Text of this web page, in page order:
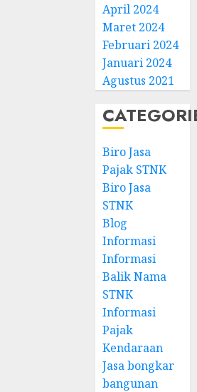
April 2024
Maret 2024
Februari 2024
Januari 2024
Agustus 2021
Biro Jasa
Pajak STNK
Biro Jasa
STNK
Blog
Informasi
Informasi
Balik Nama
STNK
Informasi
Pajak
Kendaraan
Jasa bongkar
bangunan